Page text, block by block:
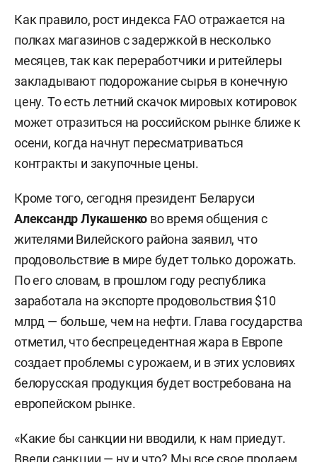
Как правило, рост индекса FAO отражается на
полках магазинов с задержкой в несколько
месяцев, так как переработчики и ритейлеры
закладывают подорожание сырья в конечную
цену. То есть летний скачок мировых котировок
может отразиться на российском рынке ближе к
осени, когда начнут пересматриваться
контракты и закупочные цены.
Кроме того, сегодня президент Беларуси
Александр Лукашенко во время общения с
жителями Вилейского района заявил, что
продовольствие в мире будет только дорожать.
По его словам, в прошлом году республика
заработала на экспорте продовольствия $10
млрд — больше, чем на нефти. Глава государства
отметил, что беспрецедентная жара в Европе
создает проблемы с урожаем, и в этих условиях
белорусская продукция будет востребована на
европейском рынке.
«Какие бы санкции ни вводили, к нам приедут.